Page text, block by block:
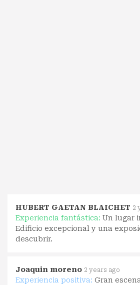
HUBERT GAETAN BLAICHET 2
Experiencia fantástica: Un lugar
Edificio excepcional y una
descubrir.
Joaquin moreno 2 years ago
Experiencia positiva: Gran